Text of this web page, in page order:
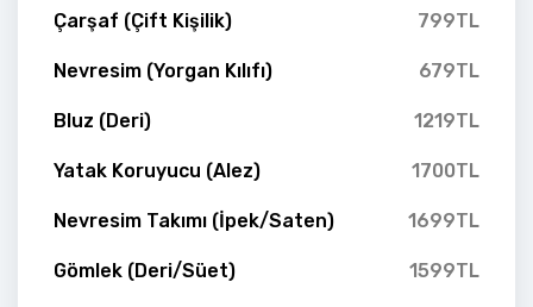
Çarşaf (Çift Kişilik) 799TL
Nevresim (Yorgan Kılıfı) 679TL
Bluz (Deri) 1219TL
Yatak Koruyucu (Alez) 1700TL
Nevresim Takımı (İpek/Saten) 1699TL
Gömlek (Deri/Süet) 1599TL